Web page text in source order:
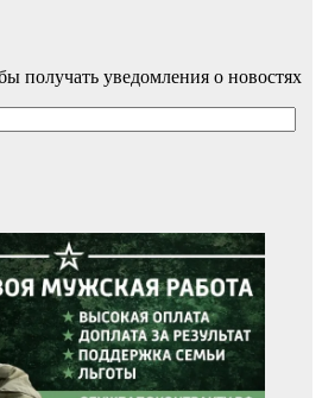
получать уведомления о новостях